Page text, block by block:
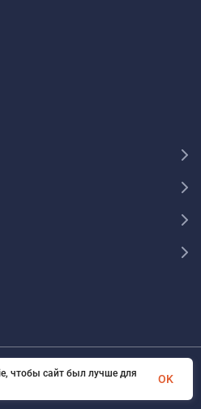
Все права защищены
чтобы сайт был лучше для
OK